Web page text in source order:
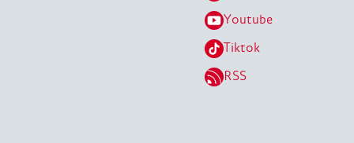
Youtube
Tiktok
RSS